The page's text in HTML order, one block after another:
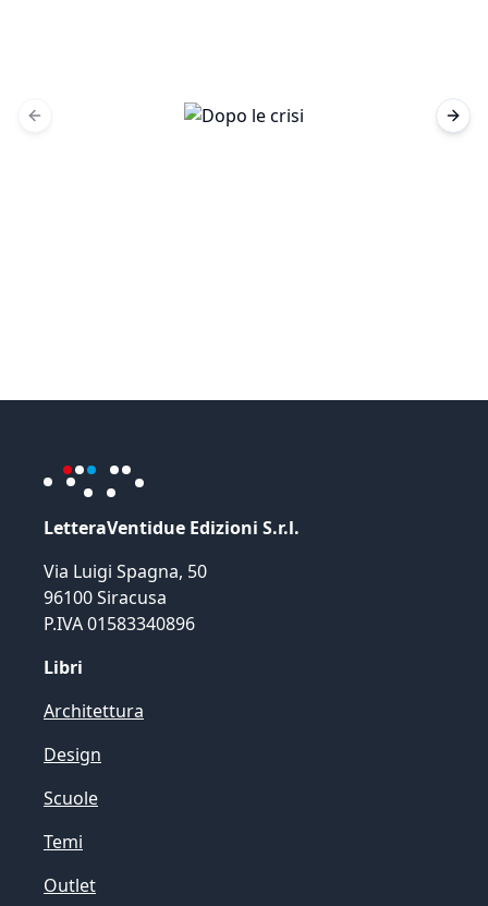
Previous slide
LetteraVentidue Edizioni S.r.l.
Via Luigi Spagna, 50
96100 Siracusa
P.IVA 01583340896
Libri
Architettura
Design
Scuole
Temi
Outlet